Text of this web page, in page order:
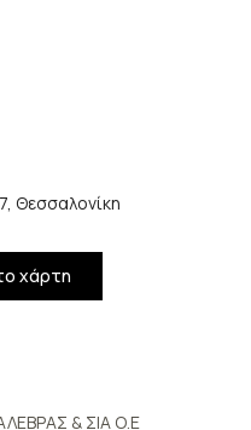
Θεσσαλονίκη
χάρτη
& ΣΙΑ Ο.Ε